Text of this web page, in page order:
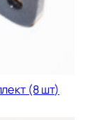
(8 шт)